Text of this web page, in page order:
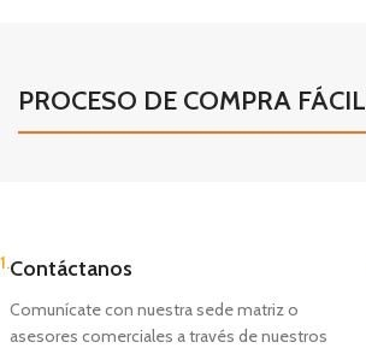
PROCESO DE COMPRA FÁCIL
1.Contáctanos
Comunícate con nuestra sede matriz o
asesores comerciales a través de nuestros